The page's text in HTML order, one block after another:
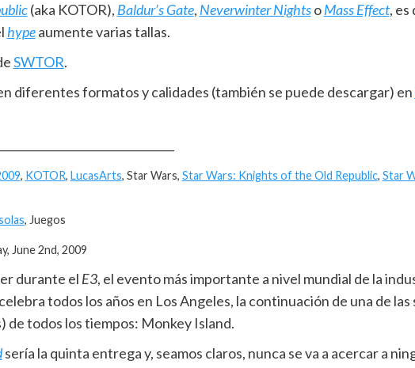
(aka KOTOR), Baldur’s Gate, Neverwinter NightsoMass Effect, es
hypeaumente varias tallas.
SWTOR.
diferentes formatos y calidades (también se puede descargar) en
, KOTOR, LucasArts, Star Wars, Star Wars: Knights of the Old Republic, Star
, Juegos
June 2nd, 2009
durante el E3, el evento más importante a nivel mundial de la
todos los años en Los Angeles, la continuación de una de las
de todos los tiempos: Monkey Island.
sería la quinta entrega y, seamos claros, nunca se va a acercar a